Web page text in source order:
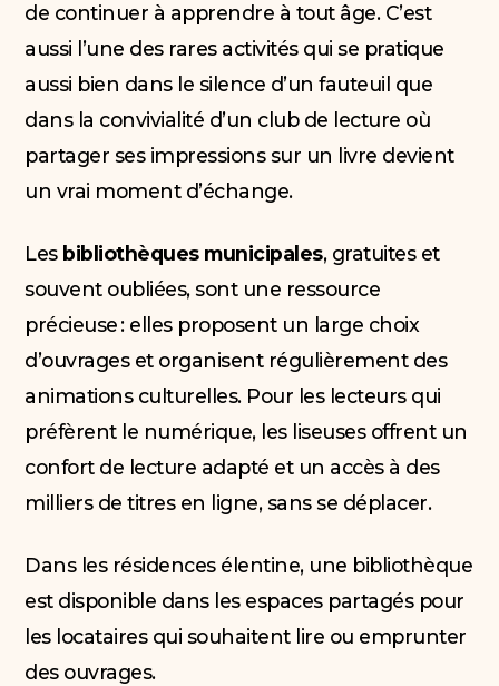
de continuer à apprendre à tout âge. C’est
aussi l’une des rares activités qui se pratique
aussi bien dans le silence d’un fauteuil que
dans la convivialité d’un club de lecture où
partager ses impressions sur un livre devient
un vrai moment d’échange.
Les bibliothèques municipales, gratuites et
souvent oubliées, sont une ressource
précieuse : elles proposent un large choix
d’ouvrages et organisent régulièrement des
animations culturelles. Pour les lecteurs qui
préfèrent le numérique, les liseuses offrent un
confort de lecture adapté et un accès à des
milliers de titres en ligne, sans se déplacer.
Dans les résidences élentine, une bibliothèque
est disponible dans les espaces partagés pour
les locataires qui souhaitent lire ou emprunter
des ouvrages.